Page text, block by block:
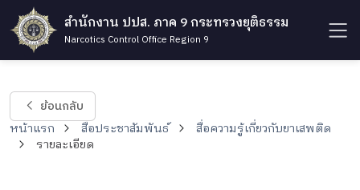
สำนักงาน ปปส. ภาค 9 กระทรวงยุติธรรม
Narcotics Control Office Region 9
ย้อนกลับ
หน้าแรก สื่อประชาสัมพันธ์
สื่อความรู้เกี่ยวกับยาเสพติด
รายละเอียด